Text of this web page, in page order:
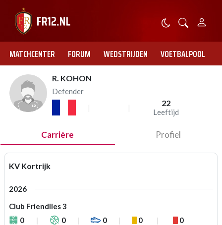
MATCHCENTER FORUM WEDSTRIJDEN VOETBALPOOL
R. KOHON
Defender
22
Leeftijd
Carrière Profiel
KV Kortrijk
2026
Club Friendlies 3
0
0 0 0 0